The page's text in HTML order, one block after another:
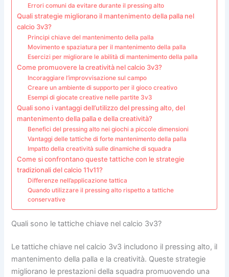
Errori comuni da evitare durante il pressing alto
Quali strategie migliorano il mantenimento della palla nel
calcio 3v3?
Principi chiave del mantenimento della palla
Movimento e spaziatura per il mantenimento della palla
Esercizi per migliorare le abilità di mantenimento della palla
Come promuovere la creatività nel calcio 3v3?
Incoraggiare l’improvvisazione sul campo
Creare un ambiente di supporto per il gioco creativo
Esempi di giocate creative nelle partite 3v3
Quali sono i vantaggi dell’utilizzo del pressing alto, del
mantenimento della palla e della creatività?
Benefici del pressing alto nei giochi a piccole dimensioni
Vantaggi delle tattiche di forte mantenimento della palla
Impatto della creatività sulle dinamiche di squadra
Come si confrontano queste tattiche con le strategie
tradizionali del calcio 11v11?
Differenze nell’applicazione tattica
Quando utilizzare il pressing alto rispetto a tattiche
conservative
Quali sono le tattiche chiave nel calcio 3v3?
Le tattiche chiave nel calcio 3v3 includono il pressing alto, il
mantenimento della palla e la creatività. Queste strategie
migliorano le prestazioni della squadra promuovendo una